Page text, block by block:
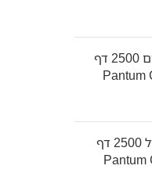
טונר מקורי אדום 2500 דף
Pantum
טונר מקורי כחול 2500 דף
Pantum